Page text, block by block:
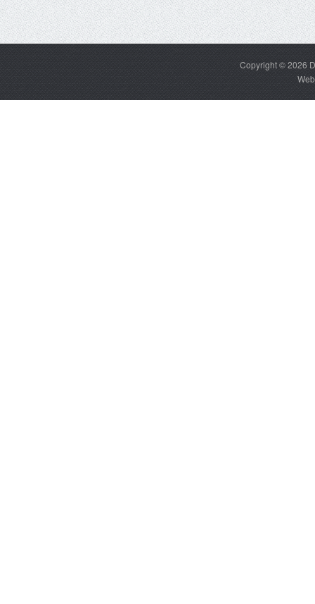
Copyright © 2026